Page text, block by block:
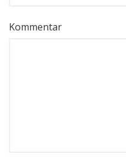
Kommentar